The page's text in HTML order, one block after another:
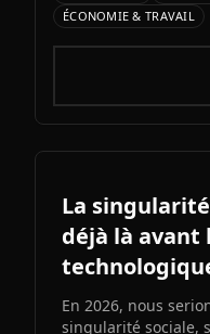
plus audacieux de
architecture
natives et
pourrait redessiner
ÉCONOMIE & TRAVAIL
La
déjà là
En 2026, nous
singularité sociale,